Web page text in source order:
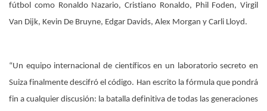
fútbol como Ronaldo Nazario, Cristiano Ronaldo, Phil Foden, Virgil
Van Dijk, Kevin De Bruyne, Edgar Davids, Alex Morgan y Carli Lloyd.
“Un equipo internacional de científicos en un laboratorio secreto en
Suiza finalmente descifró el código. Han escrito la fórmula que pondrá
fin a cualquier discusión: la batalla definitiva de todas las generaciones